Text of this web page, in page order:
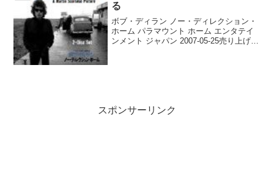
る
ボブ・ディラン ノー・ディレクション・
ホーム パラマウント ホーム エンタテイ
ンメント ジャパン 2007-05-25売り上げラ
スポンサーリンク